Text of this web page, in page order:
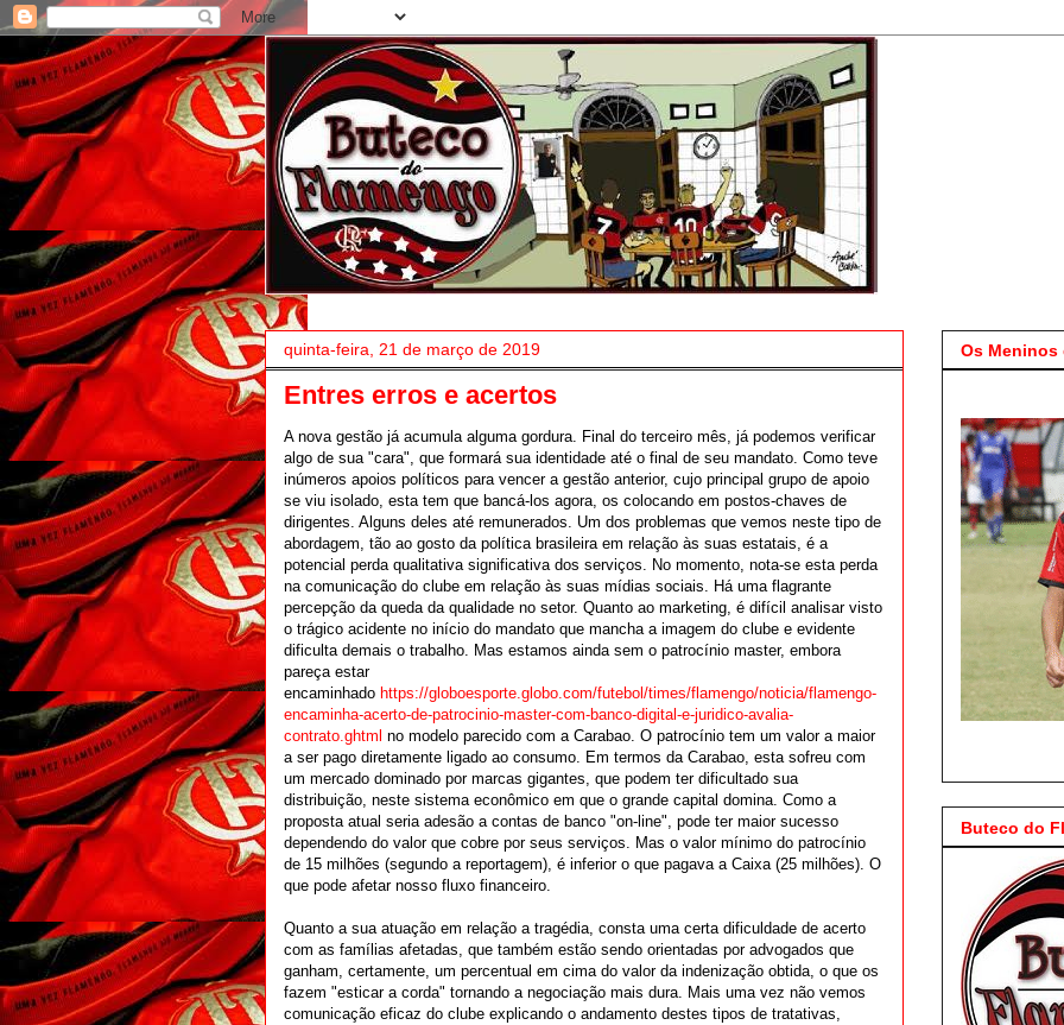
quinta-feira, 21 de março de 2019
Entres erros e acertos
A nova gestão já acumula alguma gordura. Final do terceiro mês, já podemos verificar
algo de sua "cara", que formará sua identidade até o final de seu mandato. Como teve
inúmeros apoios políticos para vencer a gestão anterior, cujo principal grupo de apoio
se viu isolado, esta tem que bancá-los agora, os colocando em postos-chaves de
dirigentes. Alguns deles até remunerados. Um dos problemas que vemos neste tipo de
abordagem, tão ao gosto da política brasileira em relação às suas estatais, é a
potencial perda qualitativa significativa dos serviços. No momento, nota-se esta perda
na comunicação do clube em relação às suas mídias sociais. Há uma flagrante
percepção da queda da qualidade no setor. Quanto ao marketing, é difícil analisar visto
o trágico acidente no início do mandato que mancha a imagem do clube e evidente
dificulta demais o trabalho. Mas estamos ainda sem o patrocínio master, embora
pareça estar
encaminhado https://globoesporte.globo.com/futebol/times/flamengo/noticia/flamengo-
encaminha-acerto-de-patrocinio-master-com-banco-digital-e-juridico-avalia-
contrato.ghtml no modelo parecido com a Carabao. O patrocínio tem um valor a maior
a ser pago diretamente ligado ao consumo. Em termos da Carabao, esta sofreu com
um mercado dominado por marcas gigantes, que podem ter dificultado sua
distribuição, neste sistema econômico em que o grande capital domina. Como a
proposta atual seria adesão a contas de banco "on-line", pode ter maior sucesso
dependendo do valor que cobre por seus serviços. Mas o valor mínimo do patrocínio
de 15 milhões (segundo a reportagem), é inferior o que pagava a Caixa (25 milhões). O
que pode afetar nosso fluxo financeiro.
Quanto a sua atuação em relação a tragédia, consta uma certa dificuldade de acerto
com as famílias afetadas, que também estão sendo orientadas por advogados que
ganham, certamente, um percentual em cima do valor da indenização obtida, o que os
fazem "esticar a corda" tornando a negociação mais dura. Mais uma vez não vemos
comunicação eficaz do clube explicando o andamento destes tipos de tratativas,
Os
Buteco do